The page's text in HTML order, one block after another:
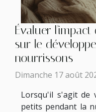
Évaluer
sur le
nourrissons
Dimanche 17 août
Lorsqu'il s'agit de
petits pendant la